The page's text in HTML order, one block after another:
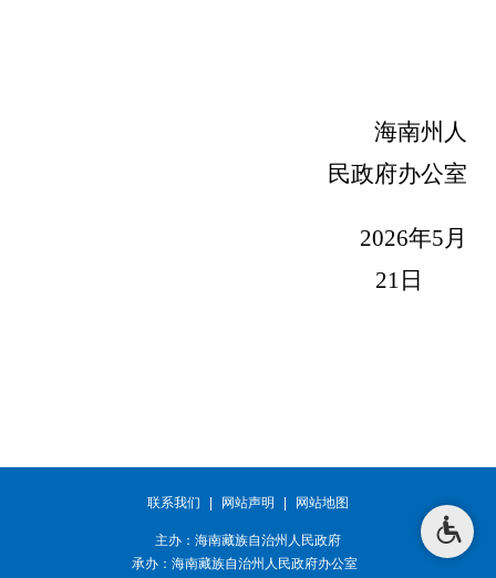
海南州人
民政府办公室
2026年5 月
21 日
联系我们 网站声明 网站地图
主办：海南藏族自治州人民政府
承办： 海南藏族自治州人民政府办公室